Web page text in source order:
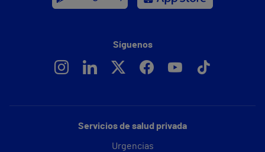
Servicios de salud privada
Urgencias
Síguenos